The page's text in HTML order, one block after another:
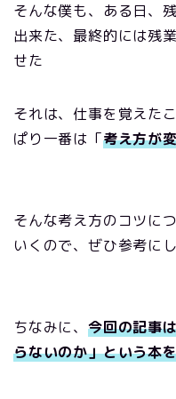
そんな僕も、ある日、
出来た、最終的には残
せた
それは、仕事を覚えた
ぱり一番は「考え方が
そんな考え方のコツに
いくので、ぜひ参考にし
ちなみに、 今回の記事
らないのか」という本